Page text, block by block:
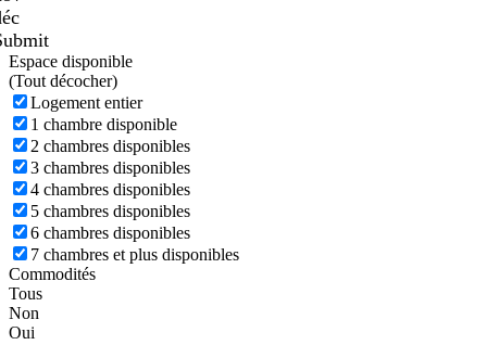
Espace disponible
(Tout décocher)
Logement entier
1 chambre disponible
2 chambres disponibles
3 chambres disponibles
4 chambres disponibles
5 chambres disponibles
6 chambres disponibles
7 chambres et plus disponibles
Commodités
Tous
Non
Oui